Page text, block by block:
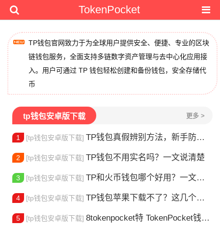
TokenPocket
TP钱包官网致力于为全球用户提供安全、便捷、专业的区块
链钱包服务，全面支持多链数字资产管理与去中心化应用接
入。用户可通过 TP 钱包轻松创建和备份钱包，安全存储代
币
tp钱包安卓版下载 更多 >
1 [tp钱包安卓版下载] TP钱包真假辨别方法，新手防骗指南
2 [tp钱包安卓版下载] TP钱包不用实名吗？一文说清楚
3 [tp钱包安卓版下载] TP和火币钱包哪个好用？一文帮你选对加密钱包
4 [tp钱包安卓版下载] TP钱包苹果下载不了？这几个原因你得知道
5 [tp钱包安卓版下载] 8tokenpocket特 TokenPocket钱包特色功能详解，新手老手都该知道